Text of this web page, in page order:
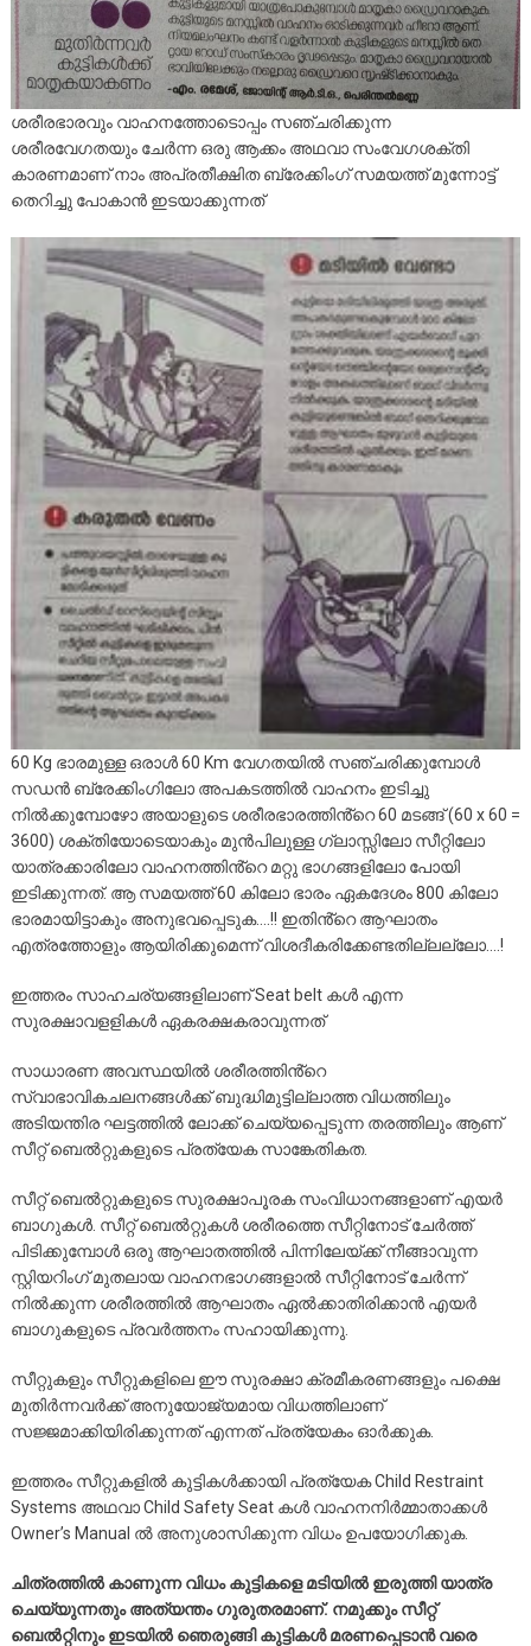
ശരീരഭാരവും വാഹനത്തോടൊപ്പം സഞ്ചരിക്കുന്ന
ശരീരവേഗതയും ചേർന്ന ഒരു ആക്കം അഥവാ സംവേഗശക്തി
കാരണമാണ് നാം അപ്രതീക്ഷിത ബ്രേക്കിംഗ് സമയത്ത് മുന്നോട്ട്
തെറിച്ചു പോകാൻ ഇടയാക്കുന്നത്
60 Kg ഭാരമുള്ള ഒരാൾ 60 Km വേഗതയിൽ സഞ്ചരിക്കുമ്പോൾ
സഡൻ ബ്രേക്കിംഗിലോ അപകടത്തിൽ വാഹനം ഇടിച്ചു
നിൽക്കുമ്പോഴോ അയാളുടെ ശരീരഭാരത്തിൻ്റെ 60 മടങ്ങ് (60 x 60 =
3600) ശക്തിയോടെയാകും മുൻപിലുള്ള ഗ്ലാസ്സിലോ സീറ്റിലോ
യാത്രക്കാരിലോ വാഹനത്തിൻ്റെ മറ്റു ഭാഗങ്ങളിലോ പോയി
ഇടിക്കുന്നത്. ആ സമയത്ത് 60 കിലോ ഭാരം ഏകദേശം 800 കിലോ
ഭാരമായിട്ടാകും അനുഭവപ്പെടുക….!! ഇതിൻ്റെ ആഘാതം
എത്രത്തോളും ആയിരിക്കുമെന്ന് വിശദീകരിക്കേണ്ടതില്ലല്ലോ….!
ഇത്തരം സാഹചര്യങ്ങളിലാണ് Seat belt കൾ എന്ന
സുരക്ഷാവളളികൾ ഏകരക്ഷകരാവുന്നത്
സാധാരണ അവസ്ഥയിൽ ശരീരത്തിൻ്റെ
സ്വാഭാവികചലനങ്ങൾക്ക് ബുദ്ധിമുട്ടില്ലാത്ത വിധത്തിലും
അടിയന്തിര ഘട്ടത്തിൽ ലോക്ക് ചെയ്യപ്പെടുന്ന തരത്തിലും ആണ്
സീറ്റ് ബെൽറ്റുകളുടെ പ്രത്യേക സാങ്കേതികത.
സീറ്റ് ബെൽറ്റുകളുടെ സുരക്ഷാപൂരക സംവിധാനങ്ങളാണ് എയർ
ബാഗുകൾ. സീറ്റ് ബെൽറ്റുകൾ ശരീരത്തെ സീറ്റിനോട് ചേർത്ത്
പിടിക്കുമ്പോൾ ഒരു ആഘാതത്തിൽ പിന്നിലേയ്ക്ക് നീങ്ങാവുന്ന
സ്റ്റിയറിംഗ് മുതലായ വാഹനഭാഗങ്ങളാൽ സീറ്റിനോട് ചേർന്ന്
നിൽക്കുന്ന ശരീരത്തിൽ ആഘാതം ഏൽക്കാതിരിക്കാൻ എയർ
ബാഗുകളുടെ പ്രവർത്തനം സഹായിക്കുന്നു.
സീറ്റുകളും സീറ്റുകളിലെ ഈ സുരക്ഷാ ക്രമീകരണങ്ങളും പക്ഷെ
മുതിർന്നവർക്ക് അനുയോജ്യമായ വിധത്തിലാണ്
സജ്ജമാക്കിയിരിക്കുന്നത് എന്നത് പ്രത്യേകം ഓർക്കുക.
ഇത്തരം സീറ്റുകളിൽ കുട്ടികൾക്കായി പ്രത്യേക Child Restraint
Systems അഥവാ Child Safety Seat കൾ വാഹനനിർമ്മാതാക്കൾ
Owner’s Manual ൽ അനുശാസിക്കുന്ന വിധം ഉപയോഗിക്കുക.
ചിത്രത്തിൽ കാണുന്ന വിധം കുട്ടികളെ മടിയിൽ ഇരുത്തി യാത്ര
ചെയ്യുന്നതും അത്യന്തം ഗുരുതരമാണ്. നമുക്കും സീറ്റ്
ബെൽറ്റിനും ഇടയിൽ ഞെരുങ്ങി കുട്ടികൾ മരണപ്പെടാൻ വരെ